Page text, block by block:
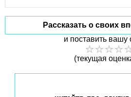
Рассказать о своих
и поставить вашу
(текущая